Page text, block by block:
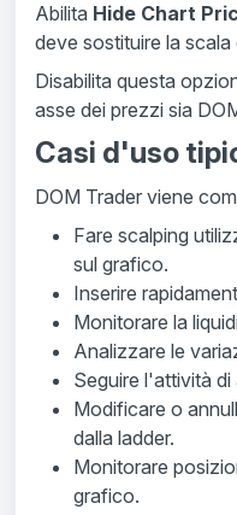
Abilita Hide Chart
deve sostituire la
Disabilita questa
asse dei prezzi sia
Casi d'uso
DOM Trader viene
Fare scalping
sul grafico.
Inserire
Monitorare la
Analizzare le
Seguire l'attività
Modificare o
dalla ladder.
Monitorare
grafico.